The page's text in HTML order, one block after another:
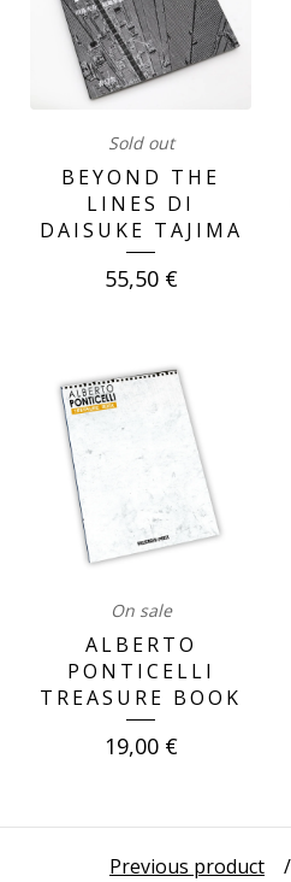
Sold out
BEYOND THE
LINES DI
DAISUKE TAJIMA
55,50 €
On sale
ALBERTO
PONTICELLI
TREASURE BOOK
19,00 €
Previous product